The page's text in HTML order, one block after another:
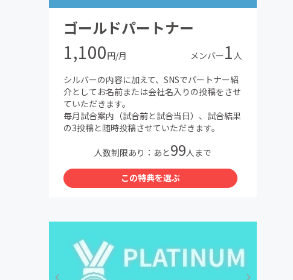
ゴールドパートナー
1,100円/月 メンバー1 人
シルバーの内容に加えて、SNSでパートナー紹
介としてお名前または会社名入りの投稿をさせ
ていただきます。
毎月試合案内（試合前と試合当日）、試合結果
の3投稿と随時投稿させていただきます。
人数制限あり：あと99人まで
この特典を選ぶ